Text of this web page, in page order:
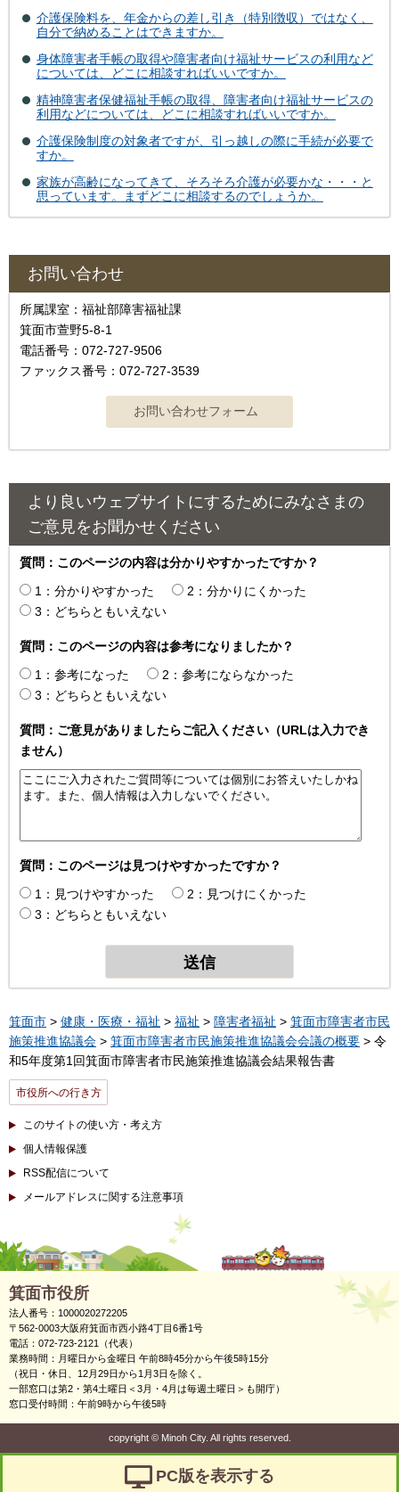
介護保険料を、年金からの差し引き（特別徴収）ではなく、
自分で納めることはできますか。
身体障害者手帳の取得や障害者向け福祉サービスの利用など
については、どこに相談すればいいですか。
精神障害者保健福祉手帳の取得、障害者向け福祉サービスの
利用などについては、どこに相談すればいいですか。
介護保険制度の対象者ですが、引っ越しの際に手続が必要で
すか。
家族が高齢になってきて、そろそろ介護が必要かな・・・と
思っています。まずどこに相談するのでしょうか。
お問い合わせ
所属課室：福祉部障害福祉課
箕面市萱野5-8-1
電話番号：072-727-9506
ファックス番号：072-727-3539
より良いウェブサイトにするためにみなさまの
ご意見をお聞かせください
質問：このページの内容は分かりやすかったですか？
1：分かりやすかった
2：分かりにくかった
3：どちらともいえない
質問：このページの内容は参考になりましたか？
1：参考になった
2：参考にならなかった
3：どちらともいえない
質問：ご意見がありましたらご記入ください（URLは入力でき
ません）
質問：このページは見つけやすかったですか？
1：見つけやすかった
2：見つけにくかった
3：どちらともいえない
箕面市 > 健康・医療・福祉 > 福祉 > 障害者福祉 > 箕面市障害者市民
施策推進協議会 > 箕面市障害者市民施策推進協議会会議の概要 > 令
和5年度第1回箕面市障害者市民施策推進協議会結果報告書
市役所への行き方
このサイトの使い方・考え方
個人情報保護
RSS配信について
メールアドレスに関する注意事項
箕面市役所
法人番号：1000020272205
〒562-0003大阪府箕面市西小路4丁目6番1号
電話：072-723-2121（代表）
業務時間：月曜日から金曜日 午前8時45分から午後5時15分
（祝日・休日、12月29日から1月3日を除く。
一部窓口は第2・第4土曜日＜3月・4月は毎週土曜日＞も開庁）
窓口受付時間：午前9時から午後5時
copyright ©Minoh City. All rights reserved.
PC版を表示する